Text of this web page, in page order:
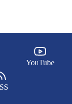
YouTube